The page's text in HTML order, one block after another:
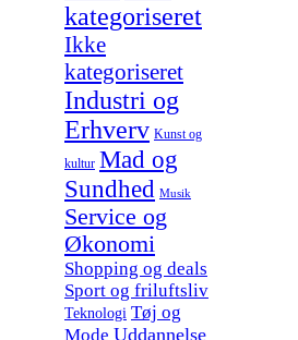
kategoriseret
Ikke
kategoriseret
Industri og
Erhverv Kunst og
kultur Mad og
Sundhed Musik
Service og
Økonomi
Shopping og deals
Sport og friluftsliv
Teknologi Tøj og
Mode Uddannelse